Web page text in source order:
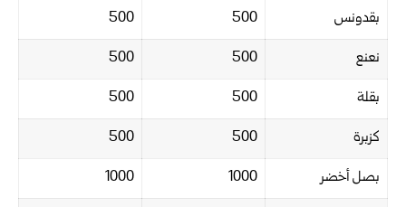
بقدونس
500
500
نعنع
500
500
بقلة
500
500
كزبرة
500
500
بصل أخضر
1000
1000